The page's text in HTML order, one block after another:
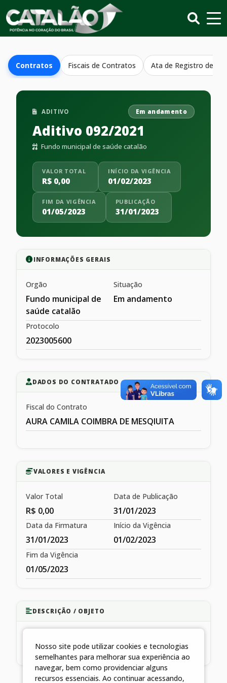
Contratos Fiscais de Contratos Ata de Registro de
ADITIVO Em andamento
Aditivo 092/2021
Fundo municipal de saúde catalão
VALOR TOTAL
R$ 0,00
INÍCIO DA VIGÊNCIA
01/02/2023
FIM DA VIGÊNCIA
01/05/2023
PUBLICAÇÃO
31/01/2023
INFORMAÇÕES GERAIS
Orgão
Fundo municipal de
saúde catalão
Situação
Em andamento
Protocolo
2023005600
DADOS DO CONTRATADO
Fiscal do Contrato
AURA CAMILA COIMBRA DE MESQIUITA
VALORES E VIGÊNCIA
Valor Total
R$ 0,00
Data de Publicação
31/01/2023
Data da Firmatura
31/01/2023
Início da Vigência
01/02/2023
Fim da Vigência
01/05/2023
DESCRIÇÃO / OBJETO
EMERGENCIA GINECOLOGICA E OBSTETRICIA
Nosso site pode utilizar cookies e tecnologias
semelhantes para melhorar sua experiência ao
navegar, bem como providenciar alguns
recursos essenciais. Ao continuar acessando,